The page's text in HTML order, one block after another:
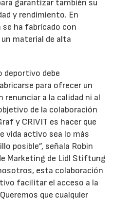
garantizar también su
y rendimiento. En
se ha fabricado con
material de alta
deportivo debe
para ofrecer un
renunciar a la calidad ni al
de la colaboración
y CRIVIT es hacer que
vida activo sea lo más
posible”, señala Robin
Marketing de Lidl Stiftung
esta colaboración
facilitar el acceso a la
que cualquier